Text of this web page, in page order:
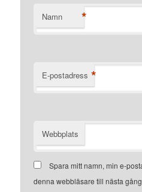
Namn *
E-postadress *
Webbplats
Spara mitt namn, min e-
denna webbläsare till nästa